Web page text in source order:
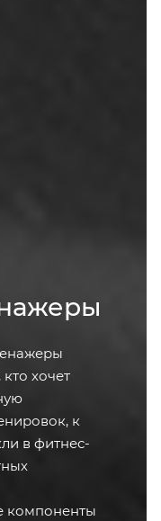
хочет
к
в фитнес-
компоненты